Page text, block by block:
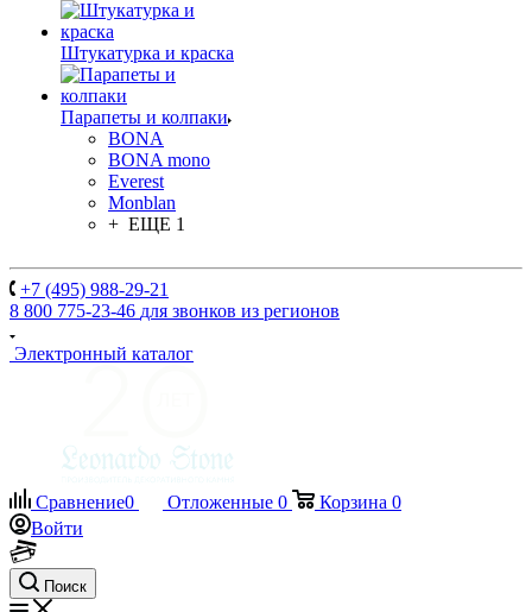
Штукатурка и краска
Парапеты и колпаки
BONA
BONA mono
Everest
Monblan
+ ЕЩЕ 1
+7 (495) 988-29-21
8 800 775-23-46 для звонков из регионов
Электронный каталог
Сравнение0 Отложенные 0 Корзина 0
Войти
Поиск